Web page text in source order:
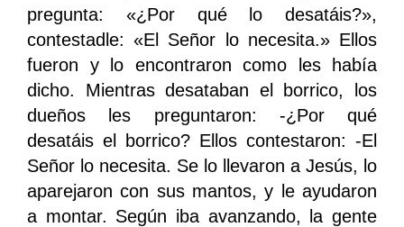
pregunta: «¿Por qué lo desatáis?»,
contestadle: «El Señor lo necesita.» Ellos
fueron y lo encontraron como les había
dicho. Mientras desataban el borrico, los
dueños les preguntaron: -¿Por qué
desatáis el borrico? Ellos contestaron: -El
Señor lo necesita. Se lo llevaron a Jesús, lo
aparejaron con sus mantos, y le ayudaron
a montar. Según iba avanzando, la gente